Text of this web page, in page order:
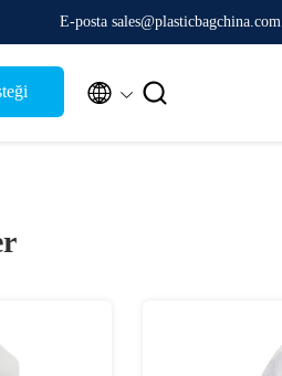
E-posta sales@plasticbagchina.com
 